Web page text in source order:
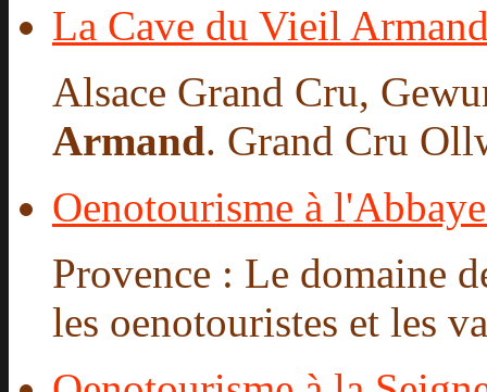
La Cave du Vieil
Alsace Grand Cru,
Armand. Grand Cru
Oenotourisme à
Provence : Le domaine
les oenotouristes et les